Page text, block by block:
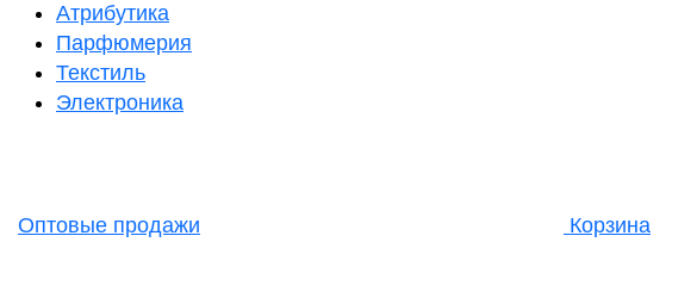
Атрибутика
Парфюмерия
Текстиль
Электроника
Оптовые продажи Корзина